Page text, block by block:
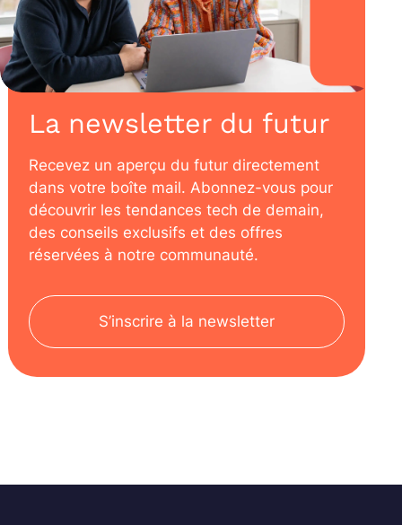
La newsletter du futur
Recevez un aperçu du futur directement
dans votre boîte mail. Abonnez-vous pour
découvrir les tendances tech de demain,
des conseils exclusifs et des offres
réservées à notre communauté.
S’inscrire à la newsletter